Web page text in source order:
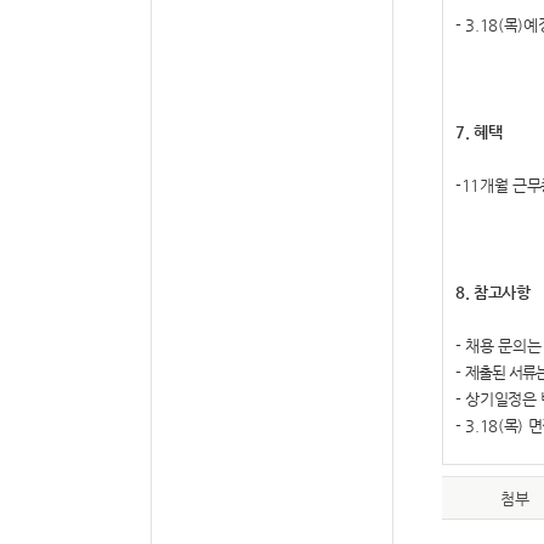
- 3.18(목)예
7. 혜택
-11 개월 근
8. 참고사항
- 채용 문의
-제출된 서류
-상기일정은
- 3.18(목)
첨부